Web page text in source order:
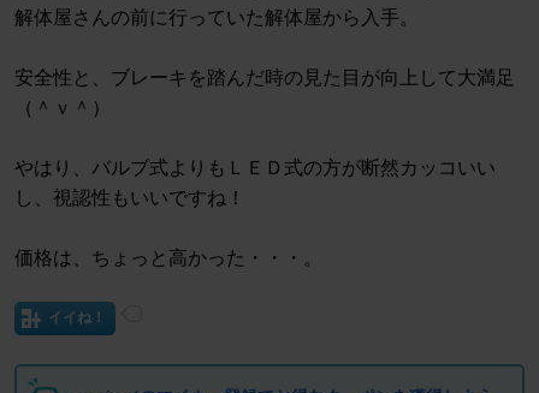
解体屋さんの前に行っていた解体屋から入手。
安全性と、ブレーキを踏んだ時の見た目が向上して大満足
（＾ｖ＾）
やはり、バルブ式よりもＬＥＤ式の方が断然カッコいい
し、視認性もいいですね！
価格は、ちょっと高かった・・・。
イイね！